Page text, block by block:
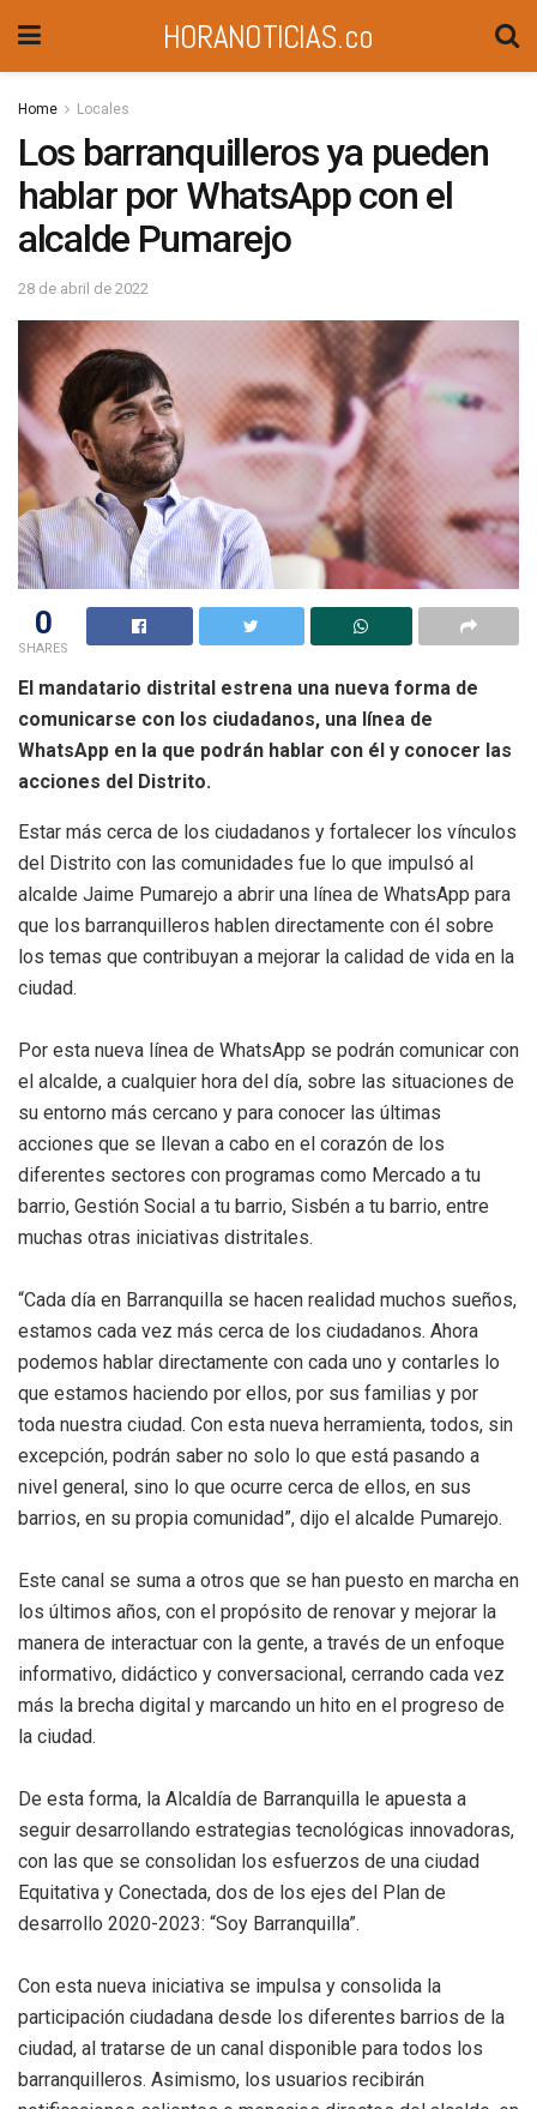
HORANOTICIAS.co
Home Locales
Los barranquilleros ya pueden
hablar por WhatsApp con el
alcalde Pumarejo
28 de abril de 2022
0
SHARES
El mandatario distrital estrena una nueva forma de
comunicarse con los ciudadanos, una línea de
WhatsApp en la que podrán hablar con él y conocer las
acciones del Distrito.
Estar más cerca de los ciudadanos y fortalecer los vínculos
del Distrito con las comunidades fue lo que impulsó al
alcalde Jaime Pumarejo a abrir una línea de WhatsApp para
que los barranquilleros hablen directamente con él sobre
los temas que contribuyan a mejorar la calidad de vida en la
ciudad.
Por esta nueva línea de WhatsApp se podrán comunicar con
el alcalde, a cualquier hora del día, sobre las situaciones de
su entorno más cercano y para conocer las últimas
acciones que se llevan a cabo en el corazón de los
diferentes sectores con programas como Mercado a tu
barrio, Gestión Social a tu barrio, Sisbén a tu barrio, entre
muchas otras iniciativas distritales.
“Cada día en Barranquilla se hacen realidad muchos sueños,
estamos cada vez más cerca de los ciudadanos. Ahora
podemos hablar directamente con cada uno y contarles lo
que estamos haciendo por ellos, por sus familias y por
toda nuestra ciudad. Con esta nueva herramienta, todos, sin
excepción, podrán saber no solo lo que está pasando a
nivel general, sino lo que ocurre cerca de ellos, en sus
barrios, en su propia comunidad”, dijo el alcalde Pumarejo.
Este canal se suma a otros que se han puesto en marcha en
los últimos años, con el propósito de renovar y mejorar la
manera de interactuar con la gente, a través de un enfoque
informativo, didáctico y conversacional, cerrando cada vez
más la brecha digital y marcando un hito en el progreso de
la ciudad.
De esta forma, la Alcaldía de Barranquilla le apuesta a
seguir desarrollando estrategias tecnológicas innovadoras,
con las que se consolidan los esfuerzos de una ciudad
Equitativa y Conectada, dos de los ejes del Plan de
desarrollo 2020-2023: “Soy Barranquilla”.
Con esta nueva iniciativa se impulsa y consolida la
participación ciudadana desde los diferentes barrios de la
ciudad, al tratarse de un canal disponible para todos los
barranquilleros. Asimismo, los usuarios recibirán